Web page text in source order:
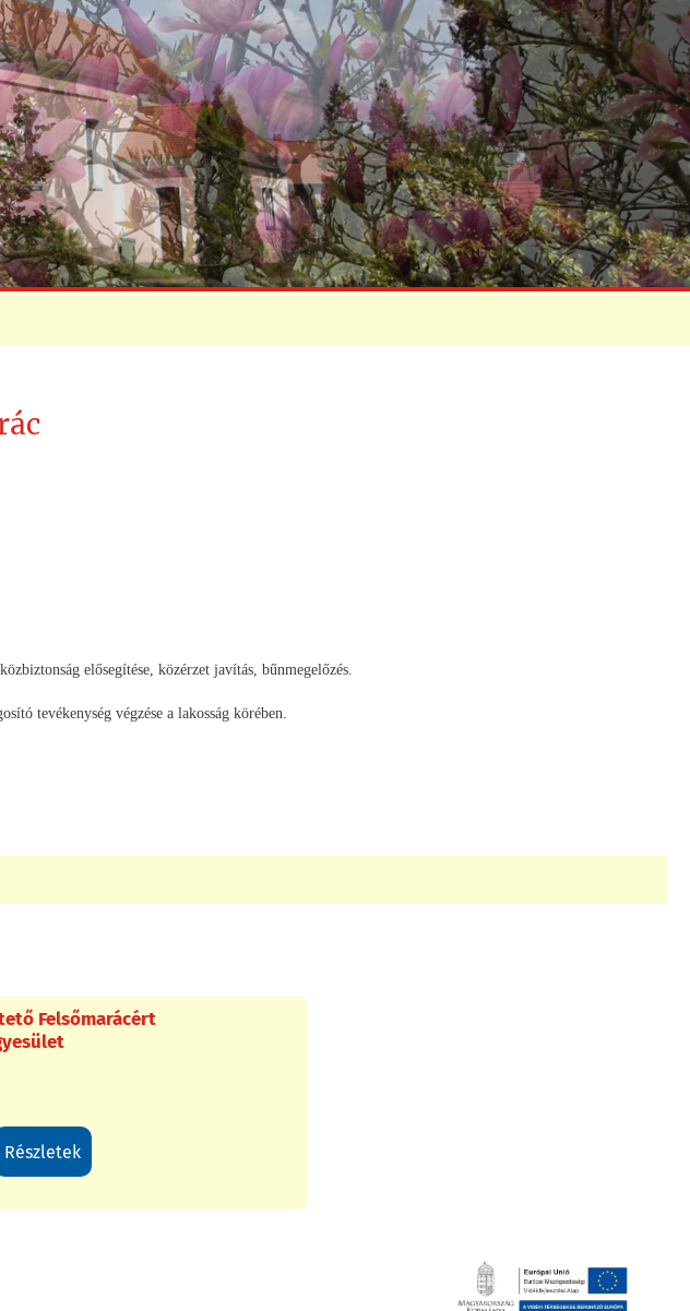
elősegítése, közérzet javítás, bűnmegelőzés.
tevékenység végzése a lakosság körében.
Felsőmarácért
részletek